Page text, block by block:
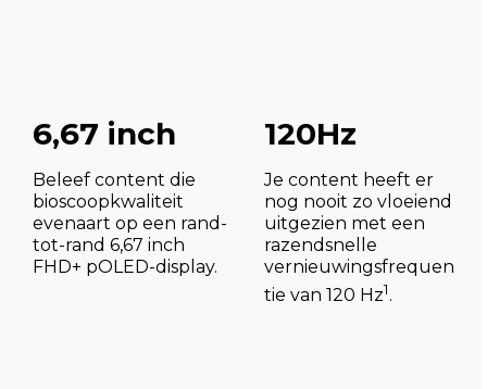
6,67 inch
Beleef content die
bioscoopkwaliteit
evenaart op een rand-
tot-rand 6,67 inch
FHD+ pOLED-display.
120Hz
Je content heeft er
nog nooit zo vloeiend
uitgezien met een
razendsnelle
vernieuwingsfrequen
tie van 120 Hz1.